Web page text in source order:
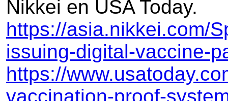
Nikkei en USA Today.
https://asia.nikkei.com/
issuing-digital-vaccine-
https://
vaccination-proof-